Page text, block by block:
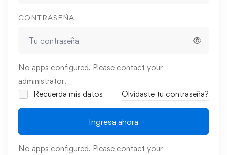
CONTRASEÑA
No apps configured. Please contact your
administrator.
Recuerda mis datos
Olvidaste tu contraseña?
Ingresa ahora
No apps configured. Please contact your